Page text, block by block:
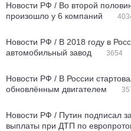
Новости РФ / Во второй
произошло у 6 компаний
Новости РФ / В 2018 году в
автомобильный завод
3654
Новости РФ / В России
обновлённым двигателем
Новости РФ / Путин подписал
выплаты при ДТП по